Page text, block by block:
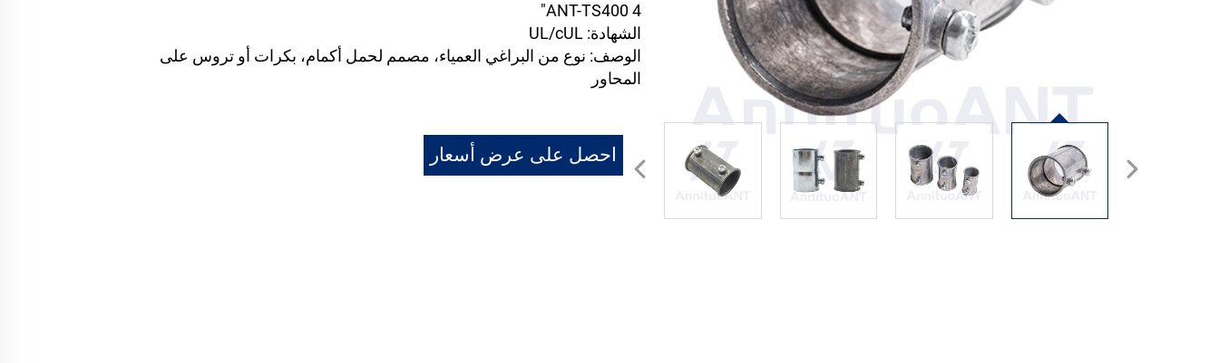
ANT-TS400 4"
الشهادة: UL/cUL
الوصف: نوع من البراغي العمياء، مصمم لحمل أكمام، بكرات أو تروس على
المحاور
احصل على عرض أسعار